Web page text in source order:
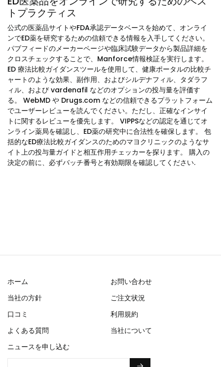
トプラクティス
公式の医薬品サイトやFDA承認データベースを始めて、オンライ
ンでED薬を研究するための信頼できる情報を入手してください。
パブフィードのメーカーページや臨床試験データから製品詳細を
クロスチェックすることで、Manforce情報検証を実行します。
ED 療法比較ガイダンスツールを使用して、健康ポータルの比較チ
ャートのような効果、副作用、およびシルデナフィル、タダラフ
ィル、および vardenafil などのオプションの投与量を評価す
る。 WebMD や Drugs.com などの信頼できるプラットフォーム
でユーザーレビューを読んでください。ただし、正確なインサイ
トに関するレビューを優先します。 VIPPSなどの認定を通じてオ
ンライン薬局を確認し、ED薬の研究中に合法性を確保します。 包
括的なED療法比較ガイダンスのためのマヨクリニックのようなサ
イト上の投与量ガイドと相互作用チェッカーを探ります。 購入の
決定の前に、必ずバッチ番号と有効期限を確認してください.
ホーム
お問い合わせ
当社の方針
ご注文状況
口コミ
利用規約
よくある質問
当社について
ニュースを申し込む